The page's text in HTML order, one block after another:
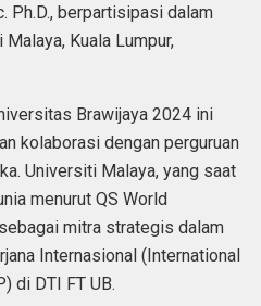
Ph.D., berpartisipasi dalam
Kuala Lumpur,
Brawijaya 2024 ini
kolaborasi dengan perguruan
Universiti Malaya, yang saat
menurut QS World
mitra strategis dalam
Internasional (International
di DTI FT UB.